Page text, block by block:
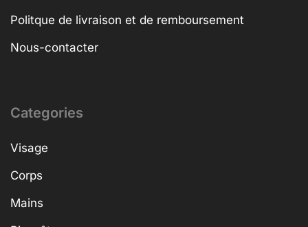
Politque de livraison et de remboursement
Nous-contacter
Categories
Visage
Corps
Mains